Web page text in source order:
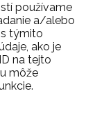
používame
a/alebo
týmito
ako je
na tejto
môže